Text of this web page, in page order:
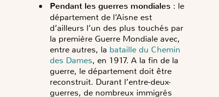
Pendant les guerres mondiales : le
département de l’Aisne est
d’ailleurs l’un des plus touchés par
la première Guerre Mondiale avec,
entre autres, la bataille du Chemin
des Dames, en 1917. A la fin de la
guerre, le département doit être
reconstruit. Durant l’entre-deux-
guerres, de nombreux immigrés